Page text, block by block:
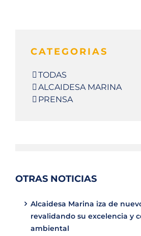
CATEGORIAS
TODAS
ALCAIDESA MARINA
PRENSA
OTRAS NOTICIAS
Alcaidesa Marina iza de
revalidando su excelencia y
ambiental